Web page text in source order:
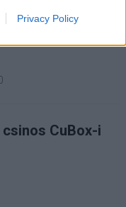
Privacy Policy
CuBox-i